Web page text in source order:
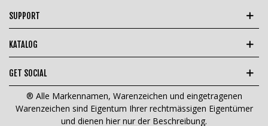
SUPPORT
KATALOG
GET SOCIAL
® Alle Markennamen, Warenzeichen und eingetragenen
Warenzeichen sind Eigentum Ihrer rechtmässigen Eigentümer
und dienen hier nur der Beschreibung.